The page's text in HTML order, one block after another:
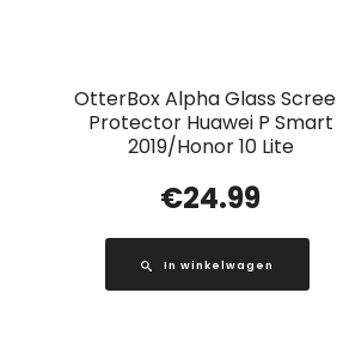
OtterBox Alpha Glass
Protector Huawei P Smart
2019/Honor 10 Lite
€24.99
In winkelwagen